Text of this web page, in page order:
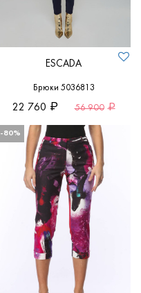
ESCADA
Брюки 5036813
22 760 56 900
-80%